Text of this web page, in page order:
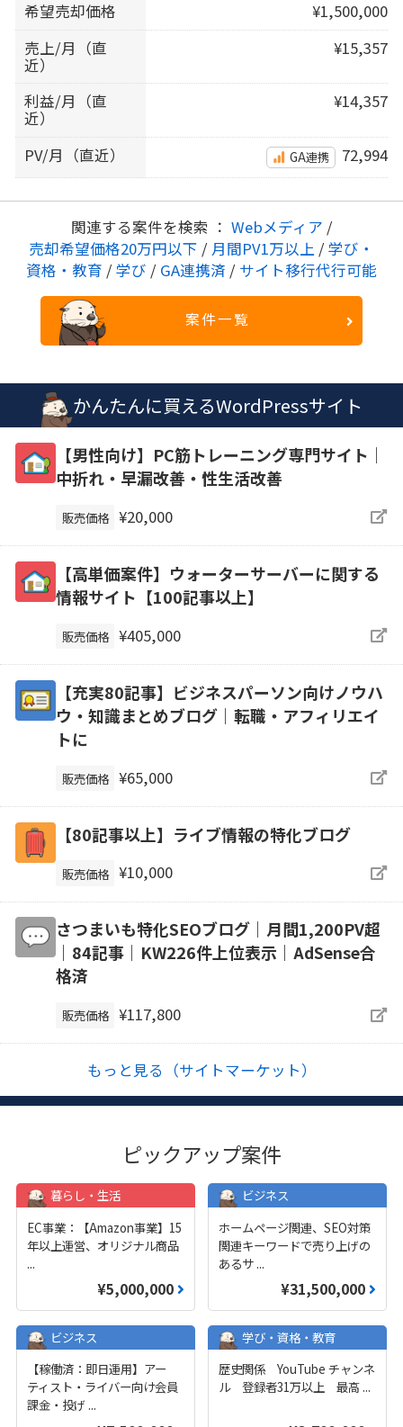
希望売却価格
¥1,500,000
売上/月（直
近）
¥15,357
利益/月（直
近）
¥14,357
PV/月（直近） GA連携 72,994
関連する案件を検索 ： Webメディア /
売却希望価格20万円以下 / 月間PV1万以上 / 学び・
資格・教育 / 学び / GA連携済 / サイト移行代行可能
案件一覧
かんたんに買えるWordPressサイト
【男性向け】PC筋トレーニング専門サイト｜
中折れ・早漏改善・性生活改善
販売価格 ¥20,000
【高単価案件】ウォーターサーバーに関する
情報サイト【100記事以上】
販売価格 ¥405,000
【充実80記事】ビジネスパーソン向けノウハ
ウ・知識まとめブログ｜転職・アフィリエイ
トに
販売価格 ¥65,000
【80記事以上】ライブ情報の特化ブログ
販売価格 ¥10,000
さつまいも特化SEOブログ｜月間1,200PV超
｜84記事｜KW226件上位表示｜AdSense合
格済
販売価格 ¥117,800
もっと見る（サイトマーケット）
ピックアップ案件
暮らし・生活
EC事業：【Amazon事業】15
年以上運営、オリジナル商品
...
¥5,000,000
ビジネス
ホームページ関連、SEO対策
関連キーワードで売り上げの
あるサ ...
¥31,500,000
ビジネス
【稼働済：即日運用】アー
ティスト・ライバー向け会員
課金・投げ ...
学び・資格・教育
歴史関係 YouTube チャンネ
ル 登録者31万以上 最高 ...